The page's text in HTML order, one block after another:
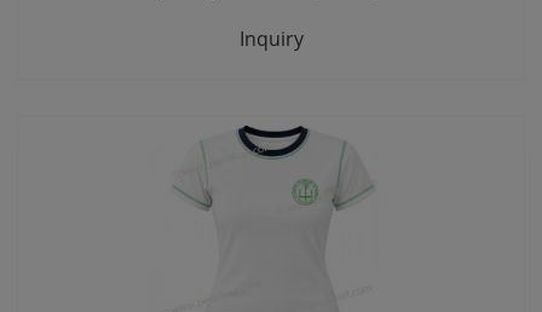
Inquiry